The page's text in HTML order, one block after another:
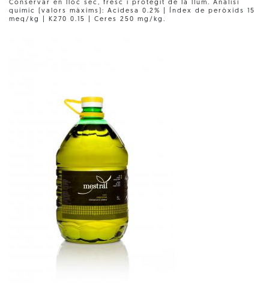
Conservar en lloc sec, fresc i protegit de la llum. Anàlisi
químic (valors màxims): Acidesa 0.2% | Índex de peròxids 15
meq/kg | K270 0.15 | Ceres 250 mg/kg.